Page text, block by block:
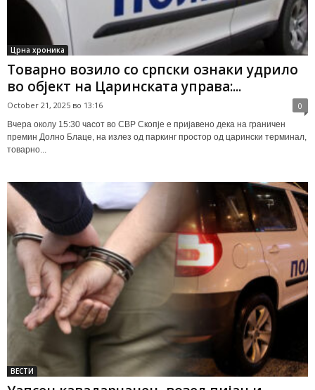
Црна хроника
Товарно возило со српски ознаки удрило
во објект на Царинската управа:...
October 21, 2025 во 13:16 0
Вчера окoлу 15:30 часот во СВР Скопје е пријавено дека на граничен
премин Долно Блаце, на излез од паркинг простор од царински терминал,
товарно...
ВЕСТИ